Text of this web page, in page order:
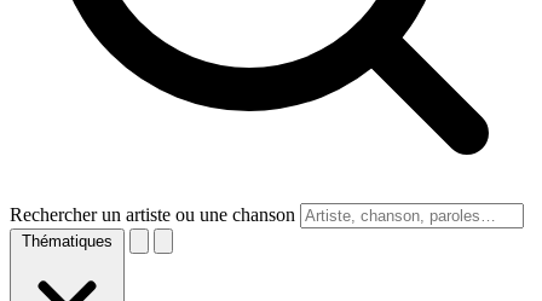
Rechercher un artiste ou une chanson
Thématiques